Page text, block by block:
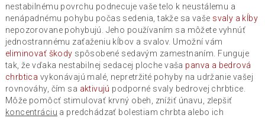
nestabilnému povrchu podnecuje vaše telo k neustálemu a
nenápadnému pohybu počas sedenia, takže sa vaše svaly a kĺby
nepozorovane pohybujú. Jeho používaním sa môžete vyhnúť
jednostrannému zaťaženiu kĺbov a svalov. Umožní vám
eliminovať škody spôsobené sedavým zamestnaním. Funguje
tak, že vďaka nestabilnej sedacej ploche vaša panva a bedrová
chrbtica vykonávajú malé, nepretržité pohyby na udržanie vašej
rovnováhy, čím sa aktivujú podporné svaly bedrovej chrbtice.
Môže pomôcť stimulovať krvný obeh, znížiť únavu, zlepšiť
koncentráciu a predchádzať bolestiam chrbta alebo ich